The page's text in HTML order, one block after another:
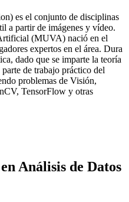
es el conjunto de disciplinas
a partir de imágenes y vídeo.
(MUVA) nació en el
expertos en el área. Dura
dado que se imparte la teoría
de trabajo práctico del
problemas de Visión,
TensorFlow y otras
Análisis de Datos